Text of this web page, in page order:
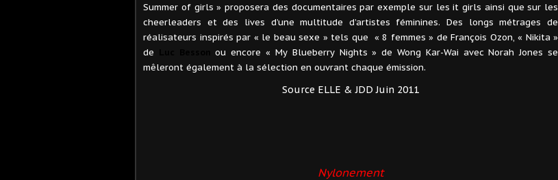
Summer of girls » proposera des documentaires par exemple sur les it girls ainsi que sur les
cheerleaders et des lives d’une multitude d’artistes féminines. Des longs métrages de
réalisateurs inspirés par « le beau sexe » tels que « 8 femmes » de François Ozon, « Nikita »
de
ou encore « My Blueberry Nights » de Wong Kar-Wai avec Norah Jones se
mêleront également à la sélection en ouvrant chaque émission.
Source ELLE & JDD Juin 2011
Nylonement